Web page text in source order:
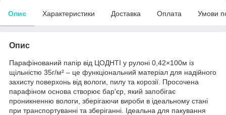
Опис Характеристики Доставка Оплата Умови
Опис
Парафінований папір від ЦОДНТІ у рулоні 0,42×100м із
щільністю 35г/м² – це функціональний матеріал для надійного
захисту поверхонь від вологи, пилу та корозії. Просочена
парафіном основа створює бар'єр, який запобігає
проникненню вологи, зберігаючи вироби в ідеальному стані
при транспортуванні та зберіганні. Ідеальна для пакування